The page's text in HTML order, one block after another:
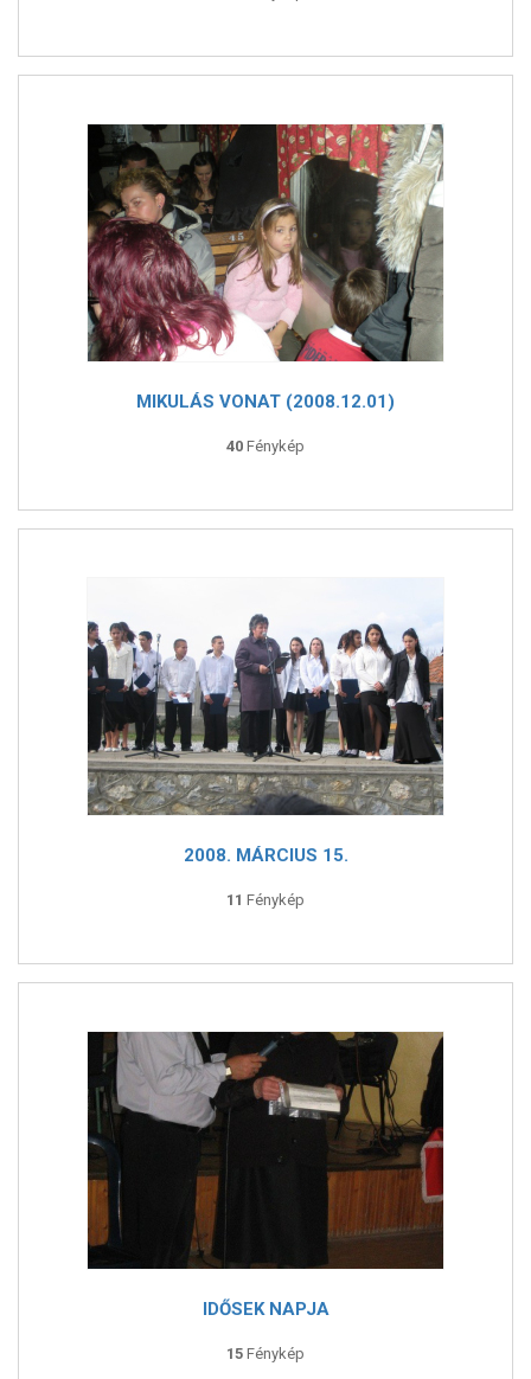
MIKULÁS VONAT (2008.12.01)
40 Fénykép
2008. MÁRCIUS 15.
11 Fénykép
IDŐSEK NAPJA
15 Fénykép